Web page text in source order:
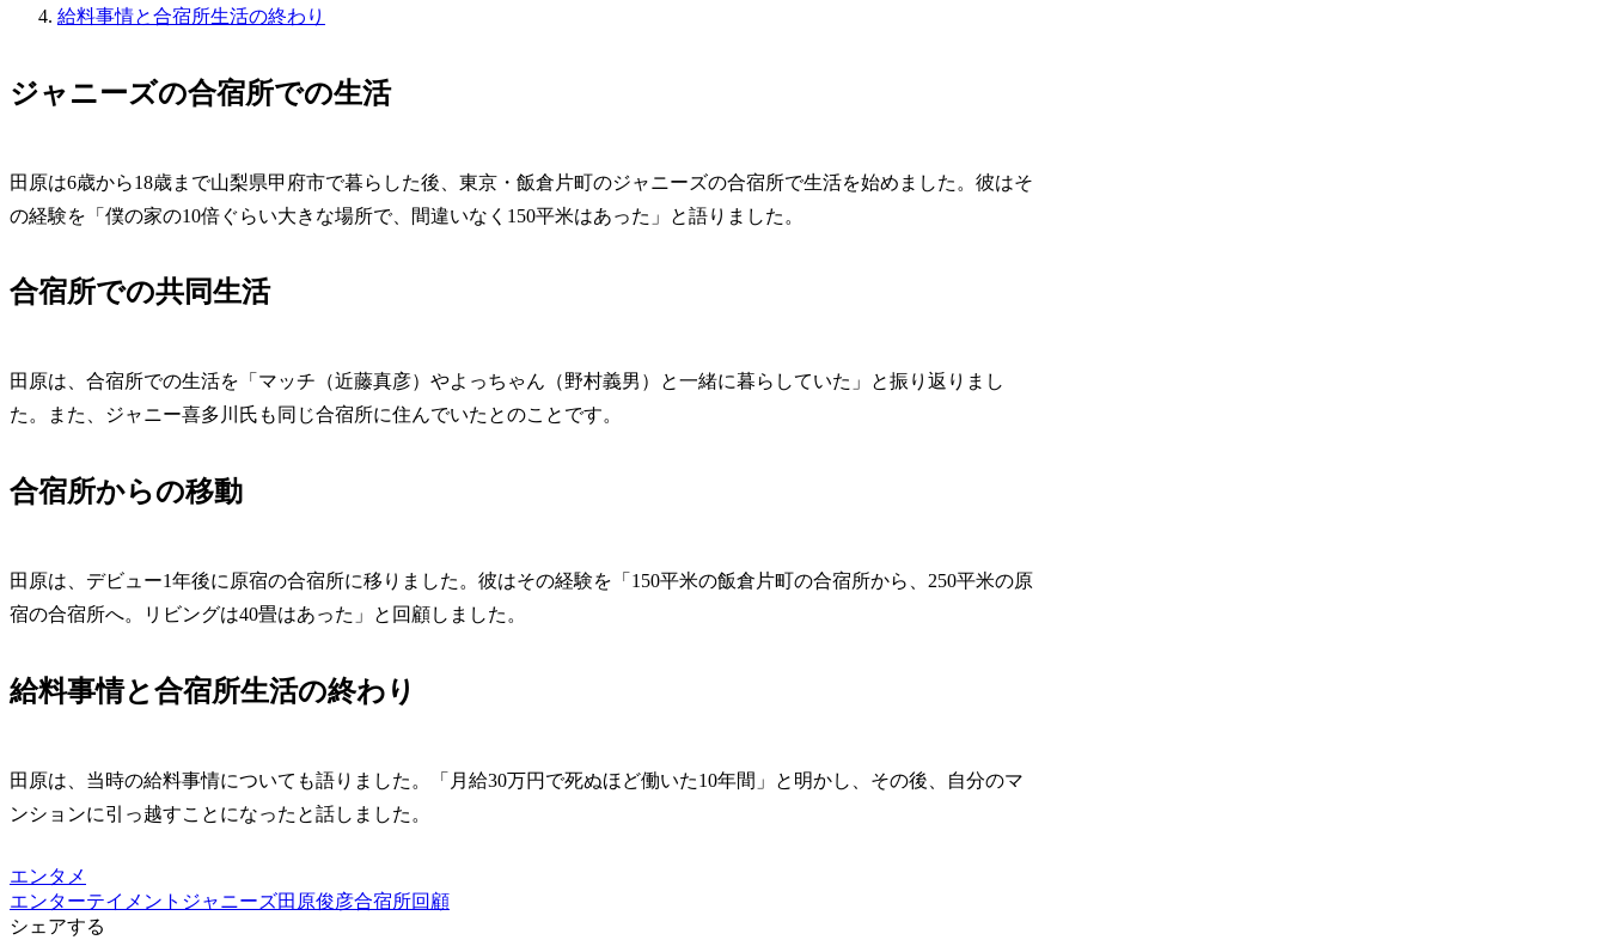
給料事情と合宿所生活の終わり
ジャニーズの合宿所での生活
田原は6歳から18歳まで山梨県甲府市で暮らした後、東京・飯倉片町のジャニーズの合宿所で生活を始めました。彼はそ
の経験を「僕の家の10倍ぐらい大きな場所で、間違いなく150平米はあった」と語りました。
合宿所での共同生活
田原は、合宿所での生活を「マッチ（近藤真彦）やよっちゃん（野村義男）と一緒に暮らしていた」と振り返りまし
た。また、ジャニー喜多川氏も同じ合宿所に住んでいたとのことです。
合宿所からの移動
田原は、デビュー1年後に原宿の合宿所に移りました。彼はその経験を「150平米の飯倉片町の合宿所から、250平米の原
宿の合宿所へ。リビングは40畳はあった」と回顧しました。
給料事情と合宿所生活の終わり
田原は、当時の給料事情についても語りました。「月給30万円で死ぬほど働いた10年間」と明かし、その後、自分のマ
ンションに引っ越すことになったと話しました。
エンタメ
エンターテイメント ジャニーズ田原俊彦合宿所回顧
シェアする